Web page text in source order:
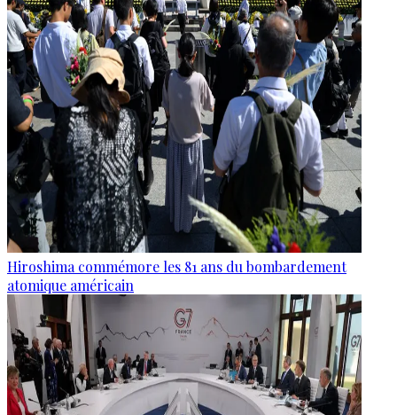
Hiroshima commémore les 81 ans du bombardement
atomique américain